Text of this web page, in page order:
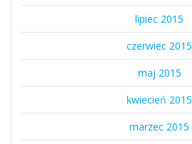
lipiec 2015
czerwiec 2015
maj 2015
kwiecień 2015
marzec 2015